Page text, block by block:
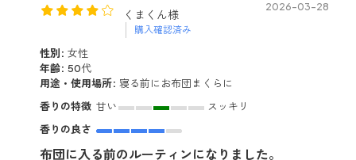
くまくん様
購入確認済み
2026-03-28
性別: 女性
年齢: 50代
用途・使用場所: 寝る前にお布団まくらに
香りの特徴 甘い
スッキリ
香りの良さ
布団に入る前のルーティンになりました。